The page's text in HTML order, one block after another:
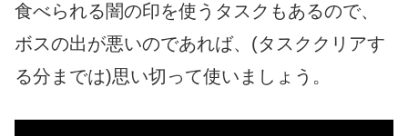
食べられる闇の印を使うタスクもあるので、
ボスの出が悪いのであれば、(タスククリアす
る分までは)思い切って使いましょう。